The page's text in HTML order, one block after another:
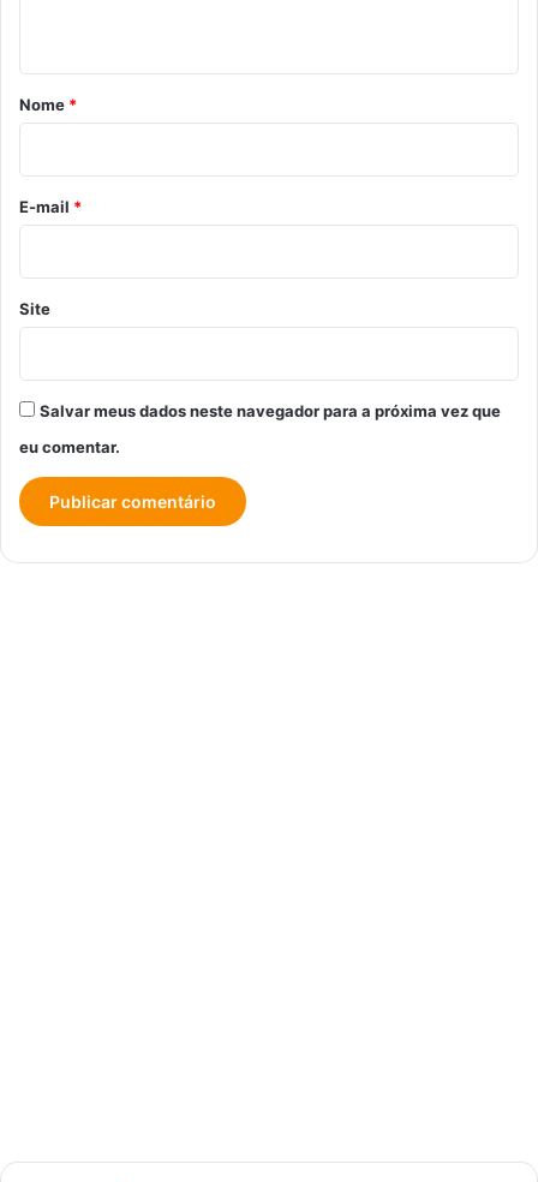
r
o
*
Nome *
E-mail *
Site
Salvar meus dados neste navegador para a próxima vez que
eu comentar.